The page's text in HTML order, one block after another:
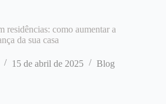
residências: como aumentar a
da sua casa
15 de abril de 2025 Blog